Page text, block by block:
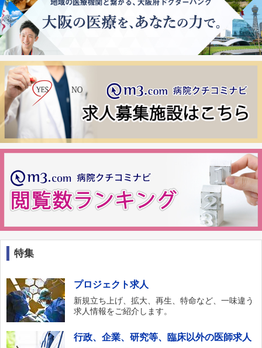
特集
プロジェクト求人
新規立ち上げ、拡大、再生、特命など、一味違う
求人情報をご紹介します。
行政、企業、研究等、臨床以外の医師求人